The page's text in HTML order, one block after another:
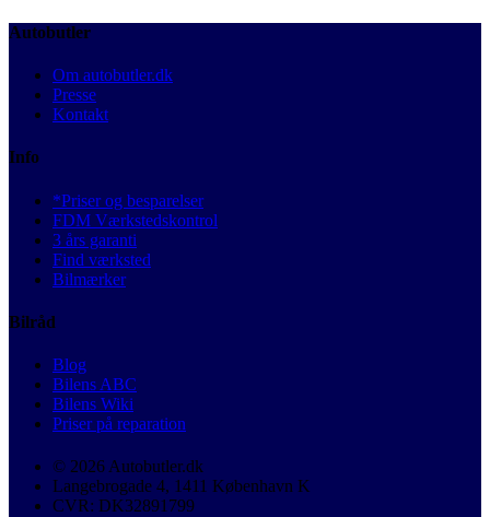
Autobutler
Om autobutler.dk
Presse
Kontakt
Info
*Priser og besparelser
FDM Værkstedskontrol
3 års garanti
Find værksted
Bilmærker
Bilråd
Blog
Bilens ABC
Bilens Wiki
Priser på reparation
© 2026 Autobutler.dk
Langebrogade 4, 1411 København K
CVR: DK32891799